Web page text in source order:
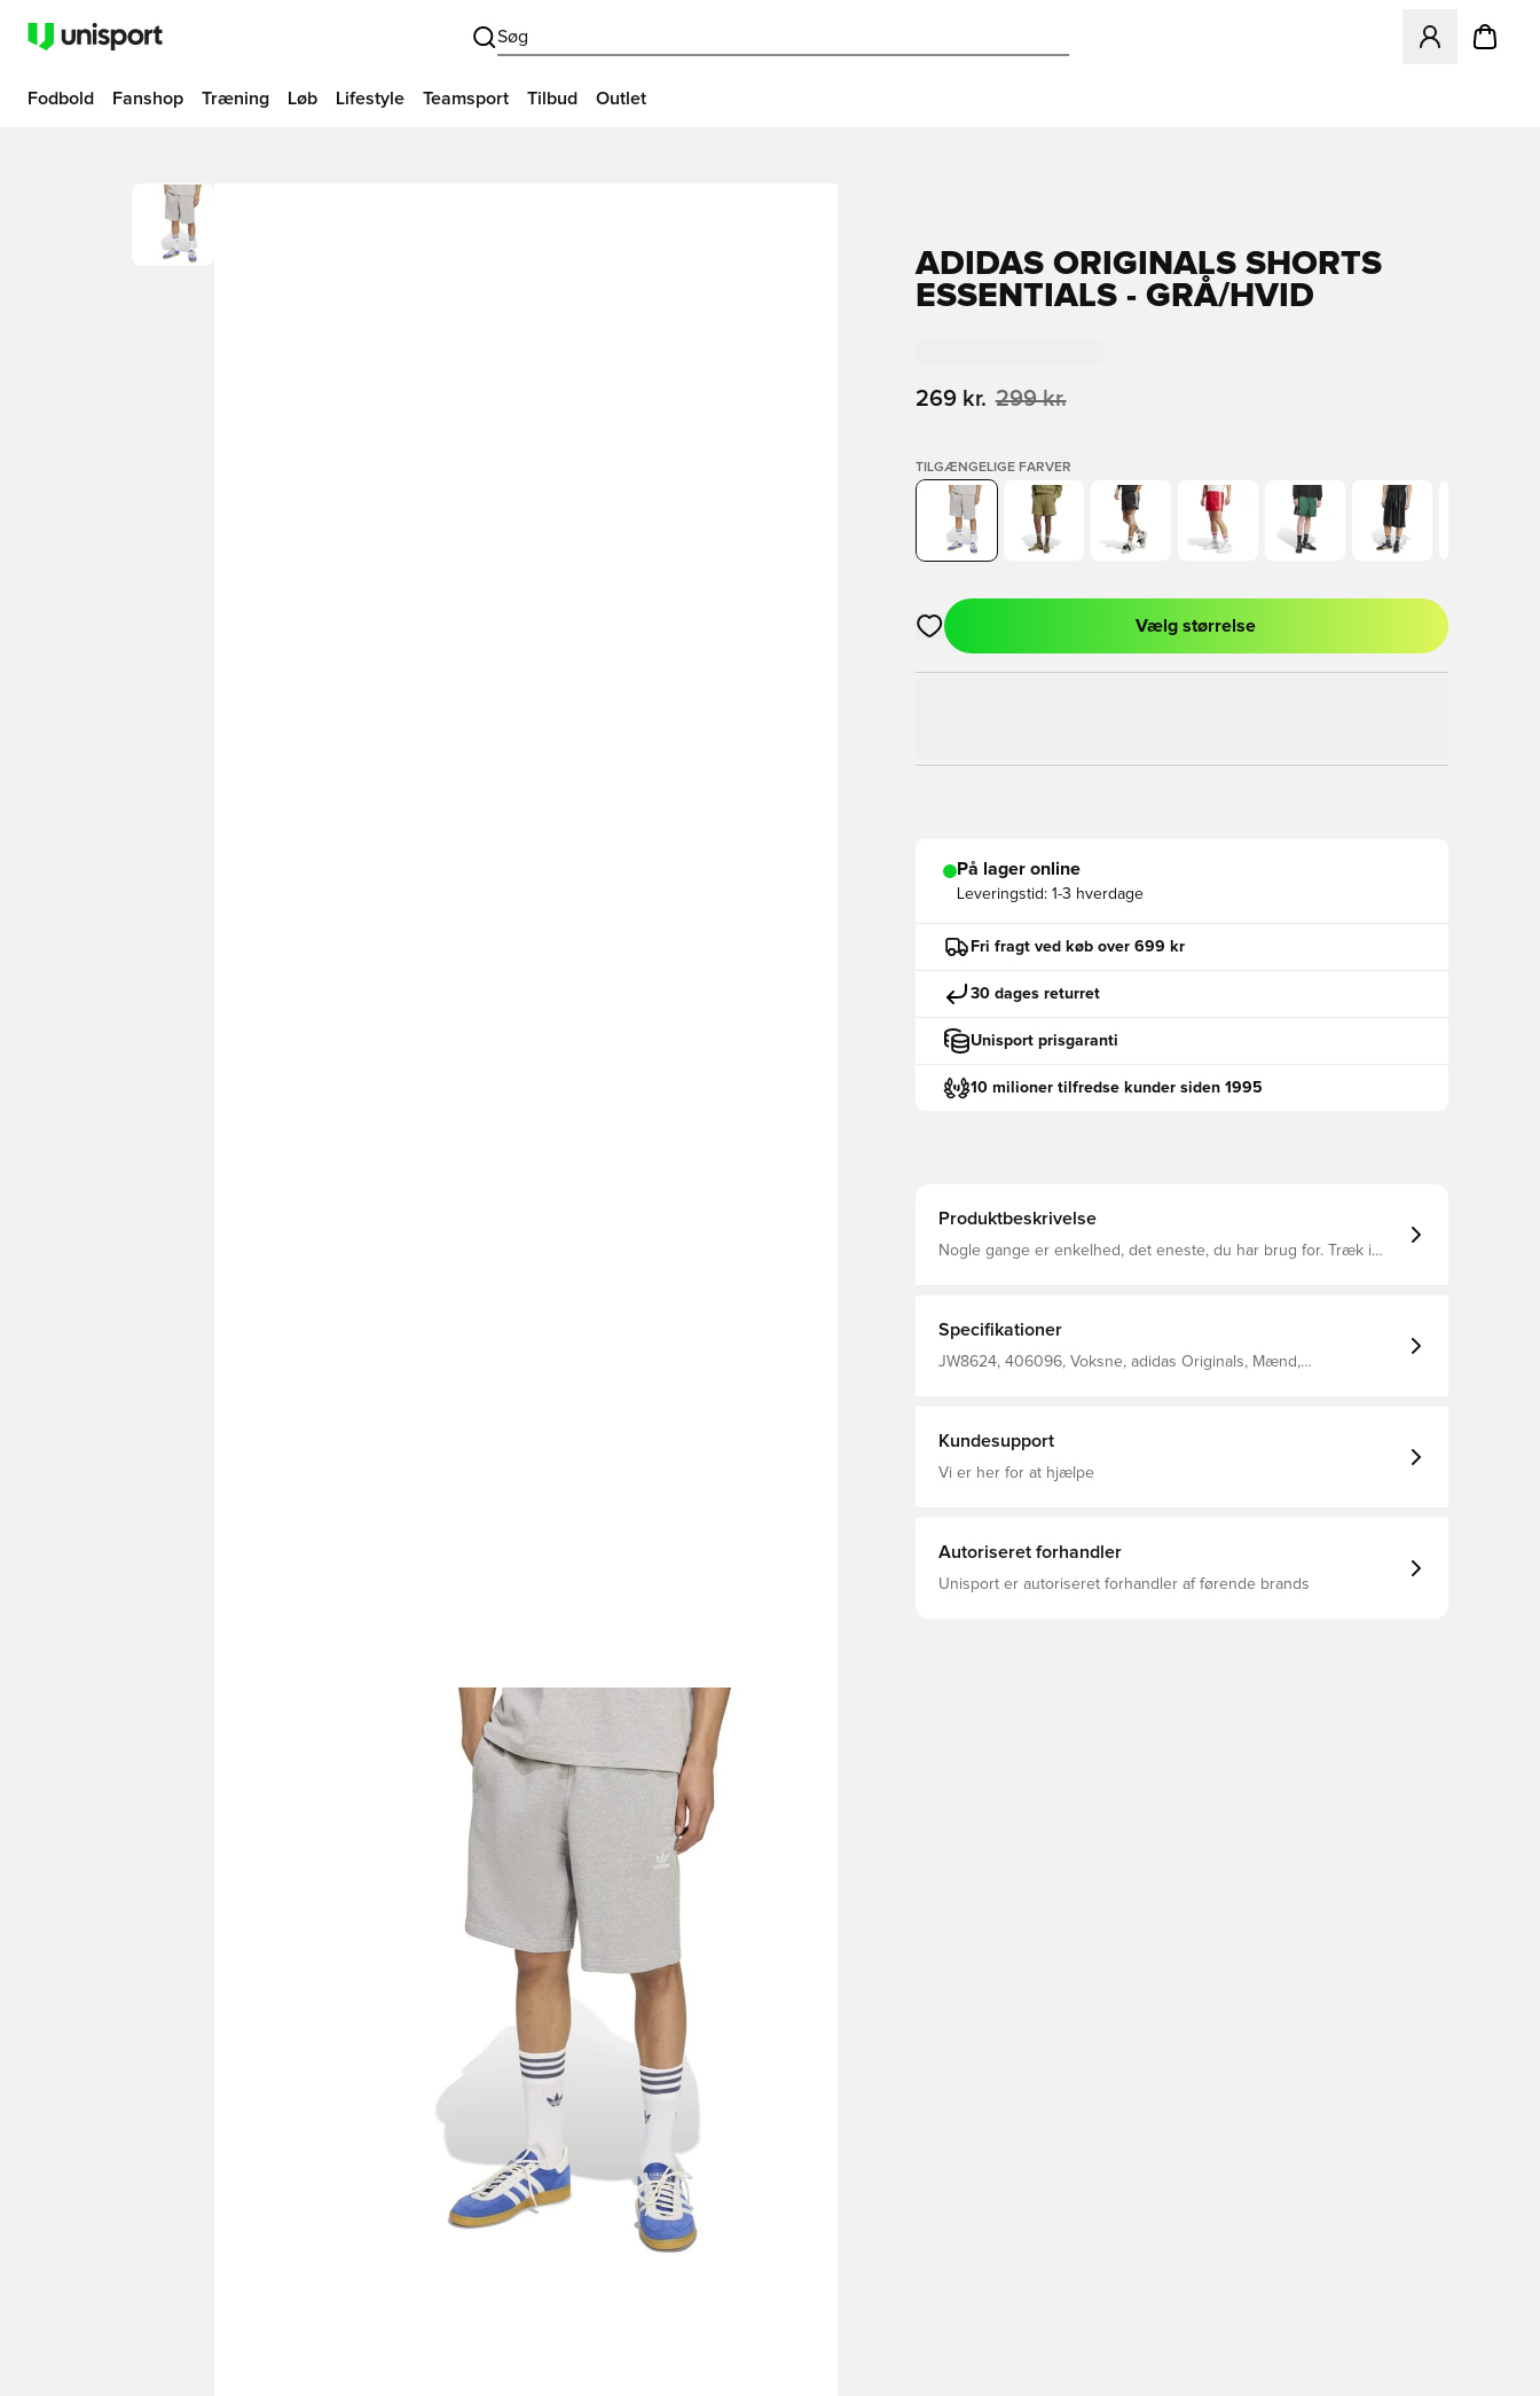
Søg
Åbner en
Fodbold Fanshop Træning Løb Lifestyle Teamsport Tilbud Outlet
ADIDAS ORIGINALS SHORTS
ESSENTIALS - GRÅ/HVID
269 kr. 299 kr.
TILGÆNGELIGE FARVER
Åbner en Modal til at logge ind eller tilmelde dig som medlem
Vælg størrelse
På lager online
Leveringstid: 1-3 hverdage
Fri fragt ved køb over 699 kr
30 dages returret
Unisport prisgaranti
10 milioner tilfredse kunder siden 1995
Produktbeskrivelse
Nogle gange er enkelhed, det eneste, du har brug for. Træk i
100% Bomuld / Lommer: 100% Bomuld Sidelommer Indeholder
mindst 70 % genanvendt indhold
Specifikationer
JW8624, 406096, Voksne, adidas Originals, Mænd,
Kundesupport
Vi er her for at hjælpe
Autoriseret forhandler
Unisport er autoriseret forhandler af førende brands